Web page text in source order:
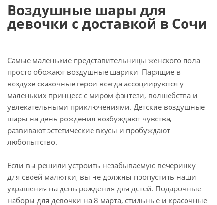
Воздушные шары для
девочки с доставкой в Сочи
Самые маленькие представительницы женского пола
просто обожают воздушные шарики. Парящие в
воздухе сказочные герои всегда ассоциируются у
маленьких принцесс с миром фэнтези, волшебства и
увлекательными приключениями. Детские воздушные
шары на день рождения возбуждают чувства,
развивают эстетические вкусы и пробуждают
любопытство.
Если вы решили устроить незабываемую вечеринку
для своей малютки, вы не должны пропустить наши
украшения на день рождения для детей. Подарочные
наборы для девочки на 8 марта, стильные и красочные